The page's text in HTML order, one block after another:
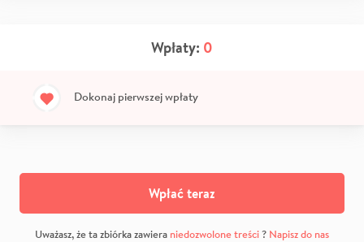
Wpłaty: 0
Dokonaj pierwszej wpłaty
Wpłać teraz
Uważasz, że ta zbiórka zawiera niedozwolone treści? Napisz do nas